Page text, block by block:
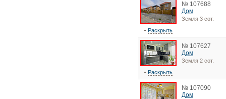
№ 107688
Дом
Земля 3 сот.
Раскрыть
№ 107627
Дом
Земля 2 сот.
Раскрыть
№ 107090
Дом